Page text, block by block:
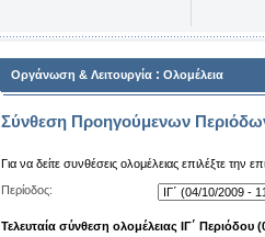
Οργάνωση & Λειτουργία : Ολομέλεια
Σύνθεση Προηγούμενων
Για να δείτε συνθέσεις ολομέλειας επιλέξτε την
Περίοδος:
Τελευταία σύνθεση ολομέλειας ΙΓ΄ Περιόδου